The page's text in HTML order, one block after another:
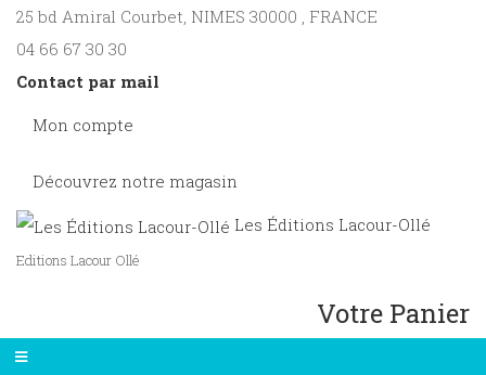
25 bd Amiral Courbet, NIMES 30000 , FRANCE
04 66 67 30 30
Contact par mail
Mon compte
Découvrez notre magasin
Les Éditions Lacour-Ollé
Editions Lacour Ollé
Votre Panier